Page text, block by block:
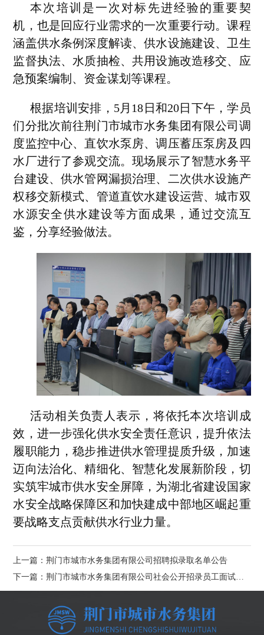
本次培训是一次对标先进经验的重要契
机，也是回应行业需求的一次重要行动。课程
涵盖供水条例深度解读、供水设施建设、卫生
监督执法、水质抽检、共用设施改造移交、应
急预案编制、资金谋划等课程。
根据培训安排，5月18日和20日下午，学员
们分批次前往荆门市城市水务集团有限公司调
度监控中心、直饮水泵房、调压蓄压泵房及四
水厂进行了参观交流。现场展示了智慧水务平
台建设、供水管网漏损治理、二次供水设施产
权移交新模式、管道直饮水建设运营、城市双
水源安全供水建设等方面成果，通过交流互
鉴，分享经验做法。
活动相关负责人表示，将依托本次培训成
效，进一步强化供水安全责任意识，提升依法
履职能力，稳步推进供水管理提质升级，加速
迈向法治化、精细化、智慧化发展新阶段，切
实筑牢城市供水安全屏障，为湖北省建设国家
水安全战略保障区和加快建成中部地区崛起重
要战略支点贡献供水行业力量。
上一篇：荆门市城市水务集团有限公司招聘拟录取名单公告